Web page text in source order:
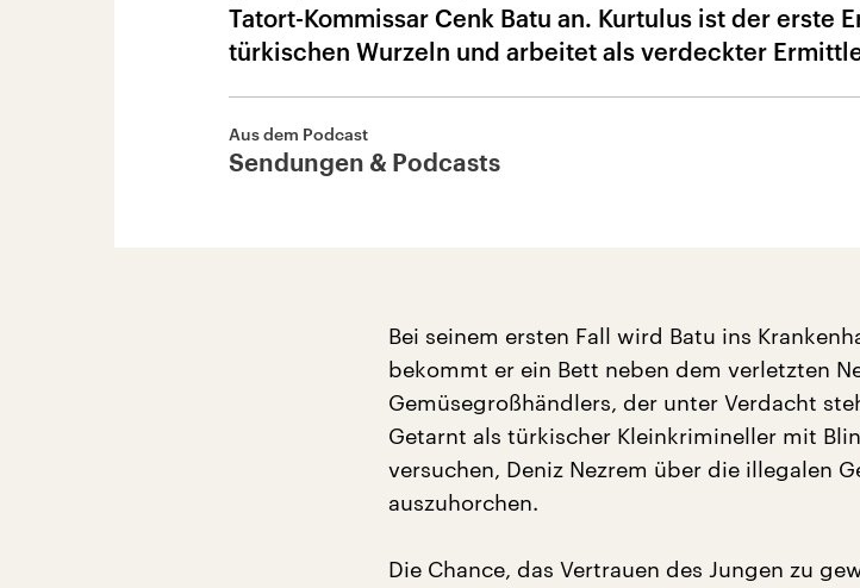
Tatort-Kommissar Cenk Batu an. Kurtulus ist der erste
türkischen Wurzeln und arbeitet als verdeckter
Aus dem Podcast
Sendungen & Podcasts
Bei seinem ersten Fall wird Batu ins
bekommt er ein Bett neben dem verletzten
Gemüsegroßhändlers, der unter Verdacht
Getarnt als türkischer Kleinkrimineller mit
versuchen, Deniz Nezrem über die illegalen
auszuhorchen.
Die Chance, das Vertrauen des Jungen zu